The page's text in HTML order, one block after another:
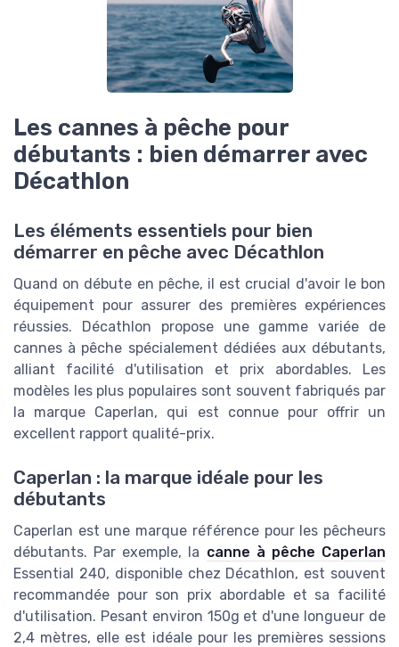
Les cannes à pêche pour
débutants : bien démarrer avec
Décathlon
Les éléments essentiels pour bien
démarrer en pêche avec Décathlon
Quand on débute en pêche, il est crucial d'avoir le bon
équipement pour assurer des premières expériences
réussies. Décathlon propose une gamme variée de
cannes à pêche spécialement dédiées aux débutants,
alliant facilité d'utilisation et prix abordables. Les
modèles les plus populaires sont souvent fabriqués par
la marque Caperlan, qui est connue pour offrir un
excellent rapport qualité-prix.
Caperlan : la marque idéale pour les
débutants
Caperlan est une marque référence pour les pêcheurs
débutants. Par exemple, la canne à pêche Caperlan
Essential 240, disponible chez Décathlon, est souvent
recommandée pour son prix abordable et sa facilité
d'utilisation. Pesant environ 150g et d'une longueur de
2,4 mètres, elle est idéale pour les premières sessions